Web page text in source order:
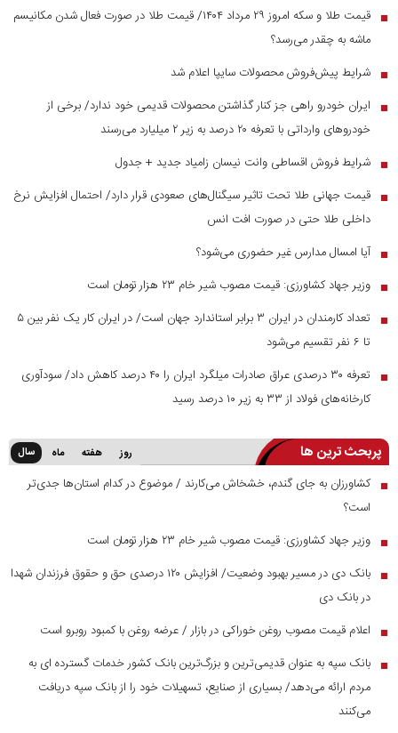
■
قیمت طلا و سکه امروز ۲۹ مرداد ۱۴۰۴/ قیمت طلا در صورت فعال شدن مکانیسم
ماشه به چقدر می‌رسد؟
■ شرایط پیش‌فروش محصولات سایپا اعلام شد
■
ایران خودرو راهی جز کنار گذاشتن محصولات قدیمی خود ندارد/ برخی از
خودرو‌های وارداتی با تعرفه ۲۰ درصد به زیر ۲ میلیارد می‌رسند
■ شرایط فروش اقساطی وانت نیسان زامیاد جدید + جدول
■ قیمت جهانی طلا تحت تاثیر سیگنال‌های صعودی قرار دارد/ احتمال افزایش نرخ
داخلی طلا حتی در صورت افت انس
■ آیا امسال مدارس غیر حضوری می‌شود؟
■ وزیر جهاد کشاورزی: قیمت مصوب شیر خام ۲۳ هزار تومان است
■
تعداد کارمندان در ایران ۳ برابر استاندارد جهان است/ در ایران کار یک نفر بین ۵
تا ۶ نفر تقسیم می‌شود
■
تعرفه ۳۰ درصدی عراق صادرات میلگرد ایران را ۴۰ درصد کاهش داد/ سودآوری
کارخانه‌های فولاد از ۳۳ به زیر ۱۰ درصد رسید
پربحث ترین ها روز هفته ماه سال
■ کشاورزان به جای گندم، خشخاش می‌کارند / موضوع در کدام استان‌ها جدی‌تر
است؟
■ وزیر جهاد کشاورزی: قیمت مصوب شیر خام ۲۳ هزار تومان است
■
بانک دی در مسیر بهبود وضعیت/ افزایش ۱۲۰ درصدی حق و حقوق فرزندان شهدا
در بانک دی
■ اعلام قیمت مصوب روغن خوراکی در بازار / عرضه روغن با کمبود روبرو است
■ بانک سپه به عنوان قدیمی‌ترین و بزرگ‌ترین بانک کشور خدمات گسترده ای به
مردم ارائه می‌دهد/ بسیاری از صنایع، تسهیلات خود را از بانک سپه دریافت
می‌کنند